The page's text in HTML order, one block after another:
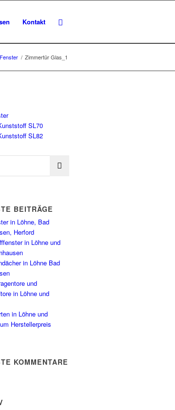
Kontakt
Fenster / Zimmertür Glas_1
SL70
SL82
BEITRÄGE
in Löhne, Bad
Herford
in Löhne und
in Löhne Bad
und
in Löhne und
in Löhne und
Herstellerpreis
KOMMENTARE